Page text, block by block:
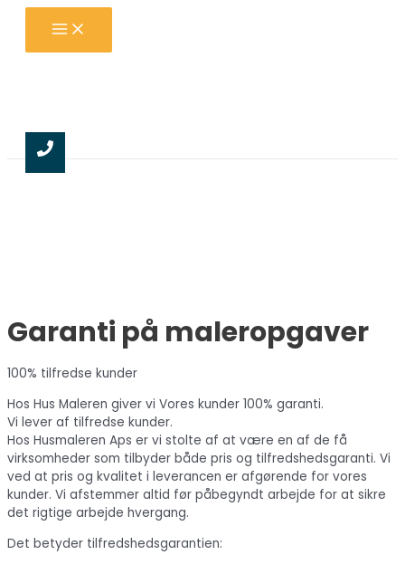
indholdet
Main
Menu
Garanti på maleropgaver
100% tilfredse kunder
Hos Hus Maleren giver vi Vores kunder 100% garanti.
Vi lever af tilfredse kunder.
Hos Husmaleren Aps er vi stolte af at være en af de få
virksomheder som tilbyder både pris og tilfredshedsgaranti. Vi
ved at pris og kvalitet i leverancen er afgørende for vores
kunder. Vi afstemmer altid før påbegyndt arbejde for at sikre
det rigtige arbejde hvergang.
Det betyder tilfredshedsgarantien: